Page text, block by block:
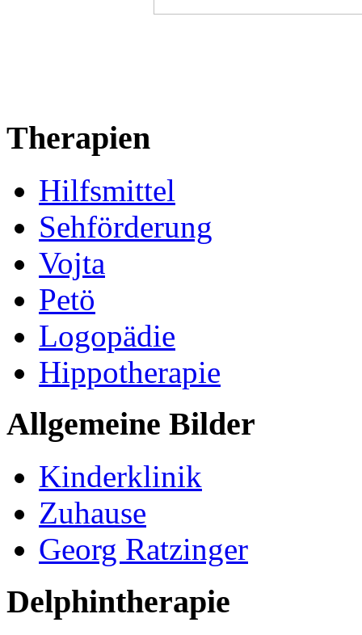
Therapien
Hilfsmittel
Sehförderung
Vojta
Petö
Logopädie
Hippotherapie
Allgemeine Bilder
Kinderklinik
Zuhause
Georg Ratzinger
Delphintherapie